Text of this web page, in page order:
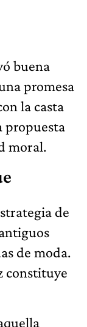
buena
promesa
la casta
propuesta
moral.
de
de moda.
constituye